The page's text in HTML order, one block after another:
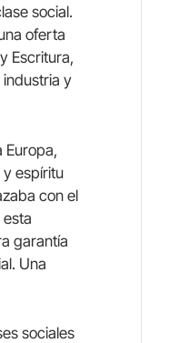
social.
oferta
Escritura,
y
Europa,
espíritu
con el
garantía
Una
sociales